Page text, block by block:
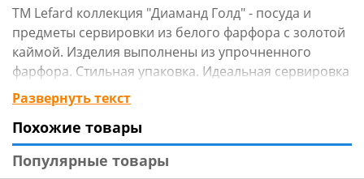
TM Lefard коллекция "Диаманд Голд" - посуда и
предметы сервировки из белого фарфора с золотой
каймой. Изделия выполнены из упрочненного
фарфора. Стильная упаковка. Идеальная сервировка
праздничного и ежедневного стола. Отличный
подарок! Продукция сертифицирована, безопасна
для контакта с пищевыми продуктами. Нельзя
ставить в микроволновую печь, не рекомендуется
мыть в посудомоечной машине.
Развернуть текст
Похожие товары
Популярные товары